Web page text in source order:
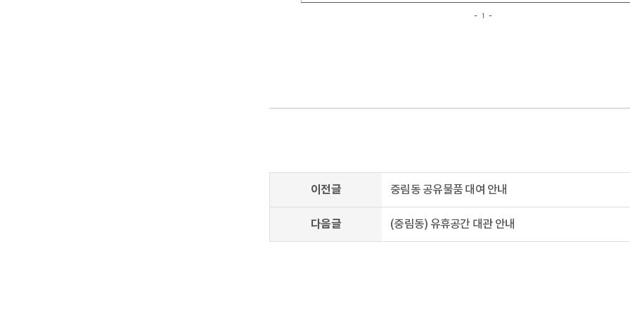
이전글 중림동 공유물품 대여 안내
다음글 (중림동) 유휴공간 대관 안내